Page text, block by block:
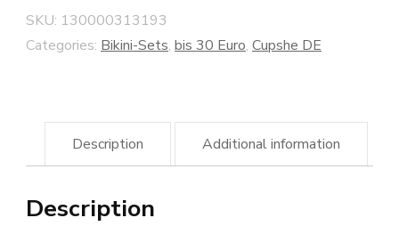
SKU: 130000313193
Categories: Bikini-Sets, bis 30 Euro, Cupshe DE
Description Additional information
Description